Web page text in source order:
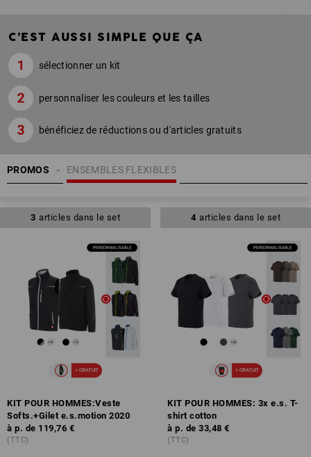
C’EST AUSSI SIMPLE QUE ÇA
sélectionner un kit
personnaliser les couleurs et les tailles
bénéficiez de réductions ou d'articles gratuits
PROMOS ENSEMBLES FLEXIBLES
3 articles dans le set
KIT POUR HOMMES:Veste
Softs.+Gilet e.s.motion 2020
à p. de 119,76 €
(TTC)
4 articles dans le set
KIT POUR HOMMES: 3x e.s. T-
shirt cotton
à p. de 33,48 €
(TTC)